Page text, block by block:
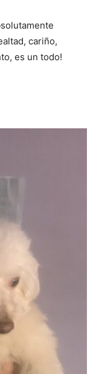
cariño,
es un todo!